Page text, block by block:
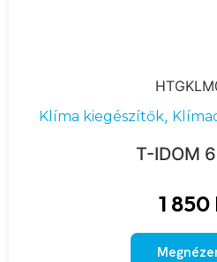
Klíma kiegészítők,
T-IDOM
1 850